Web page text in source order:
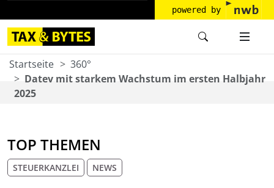
powered by
Startseite
360°
Datev mit starkem Wachstum im ersten Halbjahr
2025
TOP THEMEN
STEUERKANZLEI NEWS